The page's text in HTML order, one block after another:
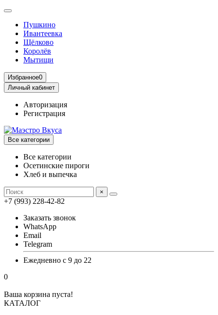
Пушкино
Ивантеевка
Щёлково
Королёв
Мытищи
Избранное0
Личный кабинет
Авторизация
Регистрация
Все категории
Все категории
Осетинские пироги
Хлеб и выпечка
×
+7 (993) 228-42-82
Заказать звонок
WhatsApp
Email
Telegram
Ежедневно с 9 до 22
0
Ваша корзина пуста!
КАТАЛОГ